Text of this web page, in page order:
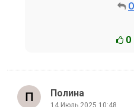
0
Полина
14 Июль 2025 10:48